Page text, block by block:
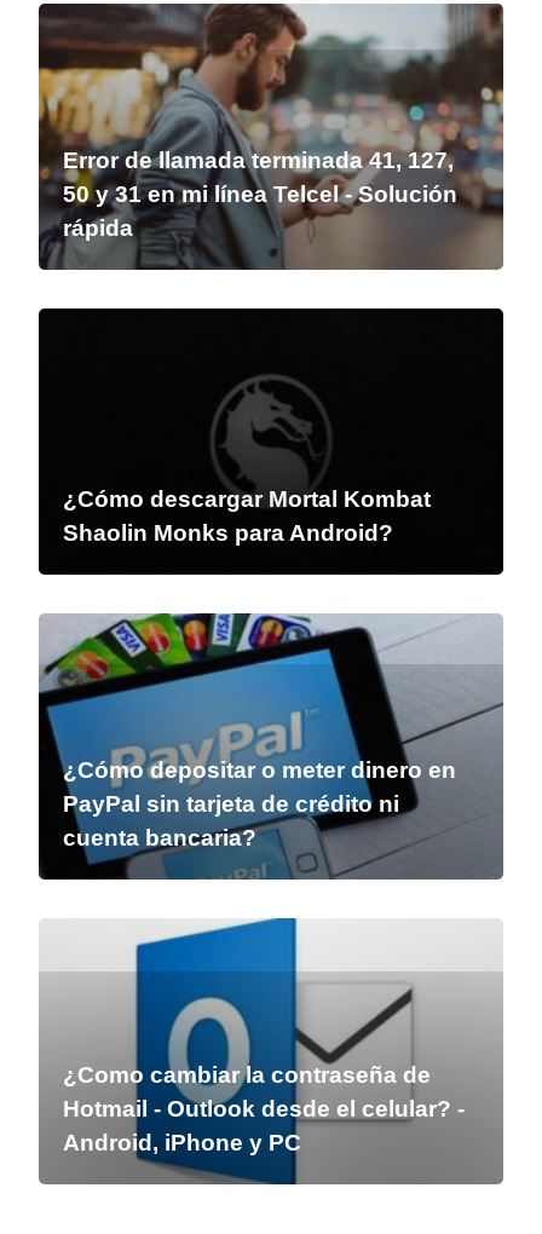
Error de llamada terminada 41, 127,
50 y 31 en mi línea Telcel - Solución
rápida
¿Cómo descargar Mortal Kombat
Shaolin Monks para Android?
¿Cómo depositar o meter dinero en
PayPal sin tarjeta de crédito ni
cuenta bancaria?
¿Como cambiar la contraseña de
Hotmail - Outlook desde el celular? -
Android, iPhone y PC